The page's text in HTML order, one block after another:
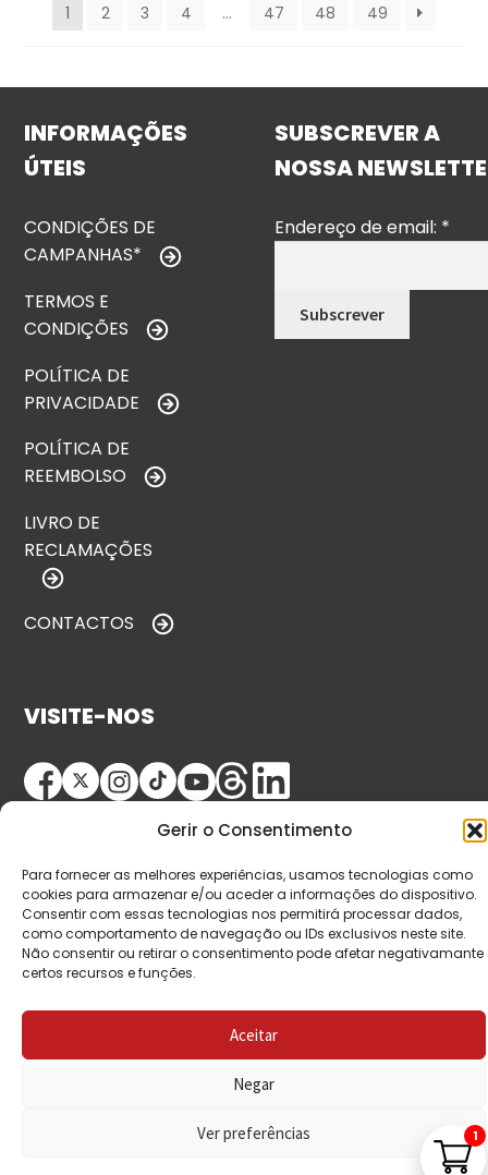
Gerir o Consentimento
Para fornecer as melhores experiências, usamos tecnologias como
cookies para armazenar e/ou aceder a informações do dispositivo.
Consentir com essas tecnologias nos permitirá processar dados,
como comportamento de navegação ou IDs exclusivos neste site.
Não consentir ou retirar o consentimento pode afetar negativamante
certos recursos e funções.
Aceitar
Negar
Ver preferências
1 2 3 4 … 47 48 49
INFORMAÇÕES
ÚTEIS
CONDIÇÕES DE
CAMPANHAS*
TERMOS E
CONDIÇÕES
POLÍTICA DE
PRIVACIDADE
POLÍTICA DE
REEMBOLSO
LIVRO DE
RECLAMAÇÕES
CONTACTOS
SUBSCREVER A
NOSSA
Endereço de email: *
VISITE-NOS
© Copyright 2026 Saída de Emergência. Todos os
direitos reservados.
1